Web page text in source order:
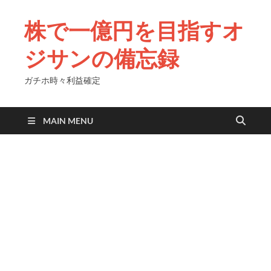
株で一億円を目指すオ
ジサンの備忘録
ガチホ時々利益確定
MAIN MENU